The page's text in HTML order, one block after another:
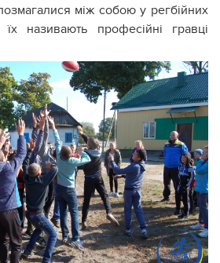
між собою у регбійних
називають професійні гравці